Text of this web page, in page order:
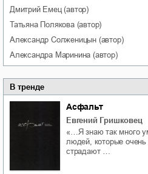
Дмитрий Емец(автор)
Татьяна Полякова(автор)
Александр Солженицын (автор)
Александра Маринина (автор)
В тренде
Асфальт
Евгений Гришковец
«…Я знаю так много
людей, которые
страдают …